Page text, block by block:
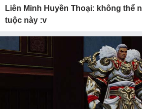
Liên Minh Huyền Thoại: không thể
tuộc này :v